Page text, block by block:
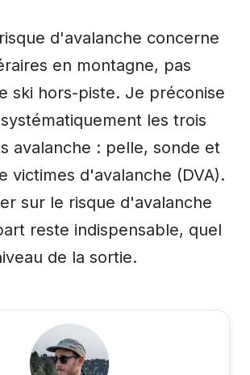
d'avalanche concerne
en montagne, pas
ski hors-piste. Je préconise
les trois
avalanche : pelle, sonde et
victimes d'avalanche (DVA).
sur le risque d'avalanche
reste indispensable, quel
de la sortie.